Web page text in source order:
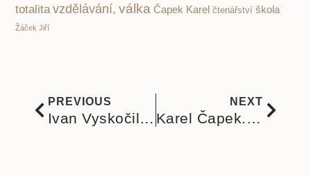
totalita vzdělávání, válka Čapek Karel čtenářství škola
Žáček Jiří
PREVIOUS
Ivan Vyskočil (1929–2023) Děkujeme za všechno, Pane profesore!
NEXT
Karel Čapek. Jak velký rozdíl je mezi slovy my a já